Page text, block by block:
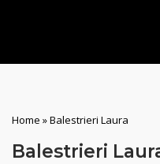
Home »Balestrieri Laura
Balestrieri